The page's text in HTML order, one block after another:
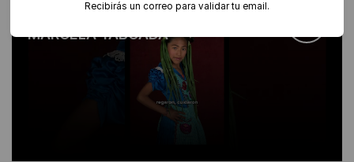
Artista en foco
MARCELA TABOADA
Recibirás un correo para validar tu email.